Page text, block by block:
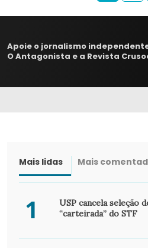
Apoie o jornalismo
O Antagonista e a Revista
Mais lidas Mais
1
USP cancela seleção
“carteirada” do STF